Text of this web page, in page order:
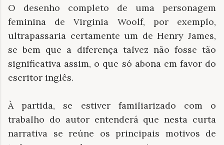
O desenho completo de uma personagem
feminina de Virginia Woolf, por exemplo,
ultrapassaria certamente um de Henry James,
se bem que a diferença talvez não fosse tão
significativa assim, o que só abona em favor do
escritor inglês.
À partida, se estiver familiarizado com o
trabalho do autor entenderá que nesta curta
narrativa se reúne os principais motivos de